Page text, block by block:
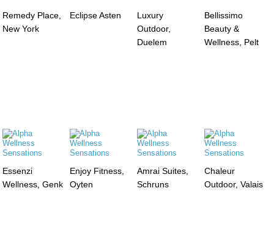
Remedy Place,
New York
Eclipse Asten
Luxury
Outdoor,
Duelem
Bellissimo
Beauty &
Wellness, Pelt
Essenzi
Wellness, Genk
Enjoy Fitness,
Oyten
Amrai Suites,
Schruns
Chaleur
Outdoor, Valais